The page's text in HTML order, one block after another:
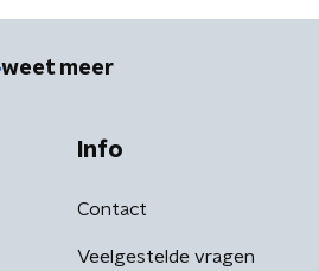
weet meer
Info
Contact
Veelgestelde vragen